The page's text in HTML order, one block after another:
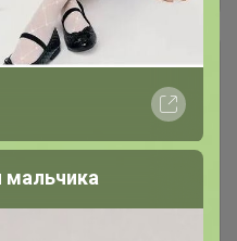
375
600
35
мальчика